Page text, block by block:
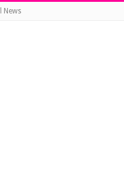
News